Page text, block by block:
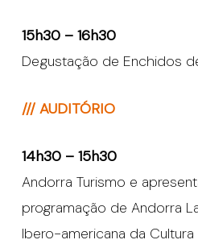
15h30 – 16h30
Degustação de Enchidos
/// AUDITÓRIO
14h30 – 15h30
Andorra Turismo e
programação de Andorra
Ibero-americana da Cultura